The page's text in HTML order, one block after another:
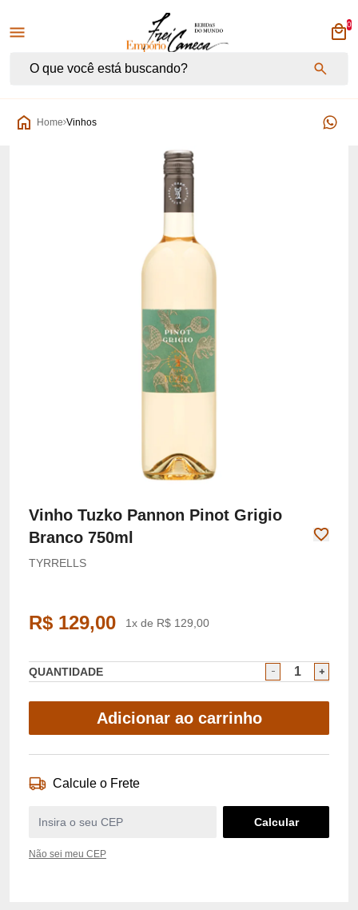
Empório Frei Caneca
0
Home Vinhos
Vinho Tuzko Pannon Pinot Grigio
Branco 750ml
TYRRELLS
R$ 129,00 1x de R$ 129,00
QUANTIDADE
Adicionar ao carrinho
Calcule o Frete
Não sei meu CEP